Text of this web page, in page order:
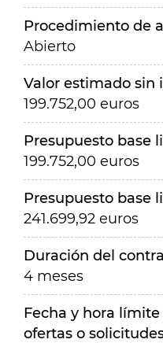
Procedimiento de
Abierto
Valor estimado sin
199.752,00 euros
Presupuesto base
199.752,00 euros
Presupuesto base
241.699,92 euros
Duración del
4 meses
Fecha y hora
ofertas o